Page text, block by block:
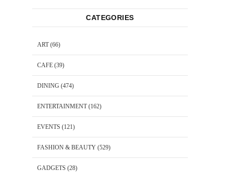
CATEGORIES
ART(66)
CAFE (39)
DINING (474)
ENTERTAINMENT(162)
EVENTS (121)
FASHION & BEAUTY (529)
GADGETS (28)